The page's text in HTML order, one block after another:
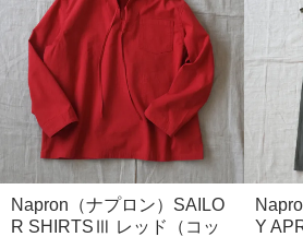
Napron（ナプロン）SAILO
R SHIRTSⅢ レッド（コッ
Y